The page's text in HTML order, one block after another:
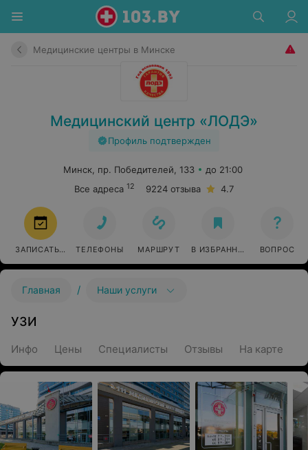
Медицинские центры в Минске
Медицинский центр «ЛОДЭ»
Профиль подтвержден
Минск, пр. Победителей, 133
до 21:00
Все адреса 12 9224 отзыва 4.7
ЗАПИСАТЬСЯ ТЕЛЕФОНЫ МАРШРУТ В ИЗБРАННОЕ ВОПРОС
Главная / Наши услуги
УЗИ
Инфо Цены Специалисты Отзывы На карте